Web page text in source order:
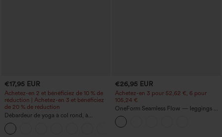
€17,95 EUR
Achetez-en 2 et bénéficiez de 10 % de
réduction | Achetez-en 3 et bénéficiez
de 20 % de réduction
Débardeur de yoga à col rond, à
fronces, effet rafraîchissant - UPF50+
€26,95 EUR
Achetez-en 3 pour 52,62 €, 6 pour
105,24 €
OneForm Seamless Flow — leggings de
yoga sans coutures, taille mi-haute, effet
gainant pour le ventre et liftant pour les
fesses